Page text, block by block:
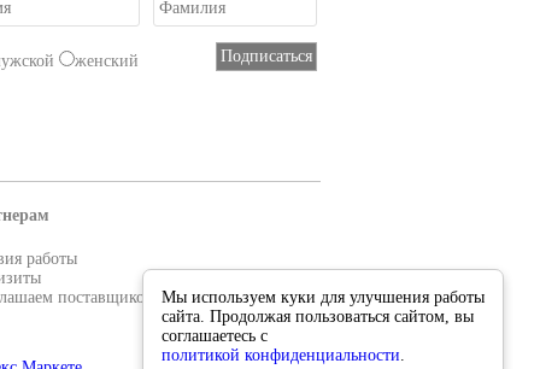
женский
работы
поставщиков
Мы используем куки для улучшения работы
сайта. Продолжая пользоваться сайтом, вы
соглашаетесь с
политикой конфиденциальности.